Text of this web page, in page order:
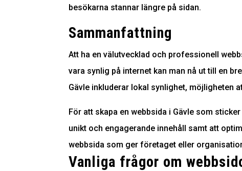
besökarna stannar längre på sidan.
Sammanfattning
Att ha en välutvecklad och professionell
vara synlig på internet kan man nå ut till en
Gävle inkluderar lokal synlighet, möjligheten
För att skapa en webbsida i Gävle som
unikt och engagerande innehåll samt att
webbsida som ger företaget eller
Vanliga frågor om